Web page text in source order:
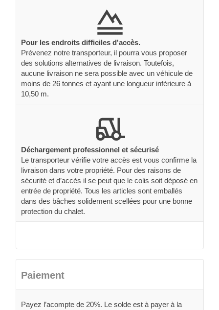
Pour les endroits difficiles d'accès.
Prévenez notre transporteur, il pourra vous proposer
des solutions alternatives de livraison. Toutefois,
aucune livraison ne sera possible avec un véhicule de
moins de 26 tonnes et ayant une longueur inférieure à
10,50 m.
Déchargement professionnel et sécurisé
Le transporteur vérifie votre accès est vous confirme la
livraison dans votre propriété. Pour des raisons de
sécurité et d’accès il se peut que le colis soit déposé en
entrée de propriété. Tous les articles sont emballés
dans des bâches solidement scellées pour une bonne
protection du chalet.
Paiement
Payez l’acompte de 20%. Le solde est à payer à la